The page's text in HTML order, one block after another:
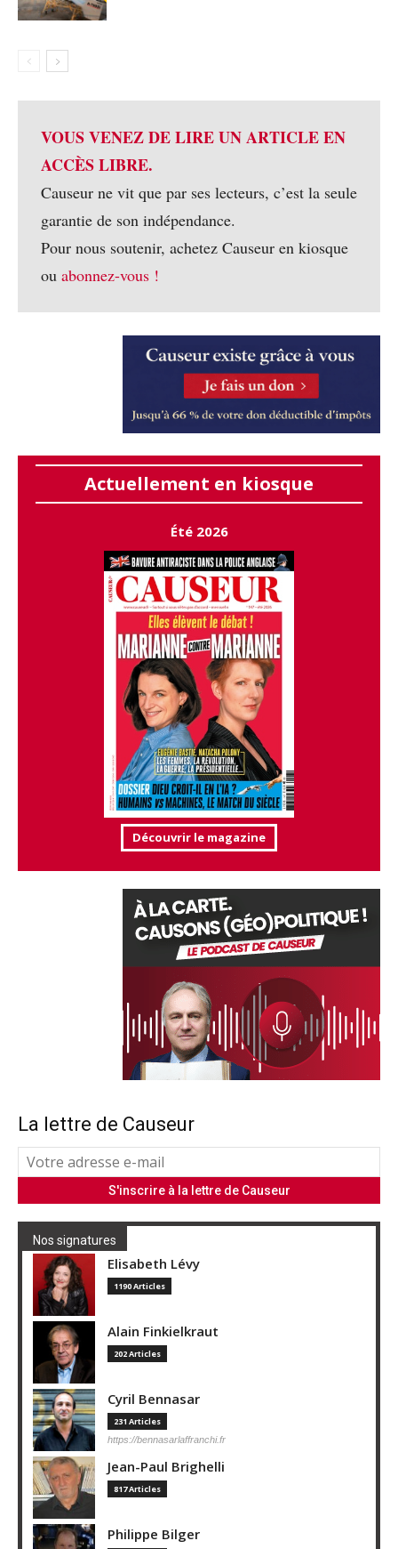
VOUS VENEZ DE LIRE UN ARTICLE EN
ACCÈS LIBRE.
Causeur ne vit que par ses lecteurs, c’est la seule
garantie de son indépendance.
Pour nous soutenir, achetez Causeur en kiosque
ou abonnez-vous !
Actuellement en kiosque
Été 2026
Découvrir le magazine
La lettre de Causeur
Nos signatures
Elisabeth Lévy
1190 Articles
Alain Finkielkraut
202 Articles
Cyril Bennasar
231 Articles
https://bennasarlaffranchi.fr
Jean-Paul Brighelli
817 Articles
Philippe Bilger